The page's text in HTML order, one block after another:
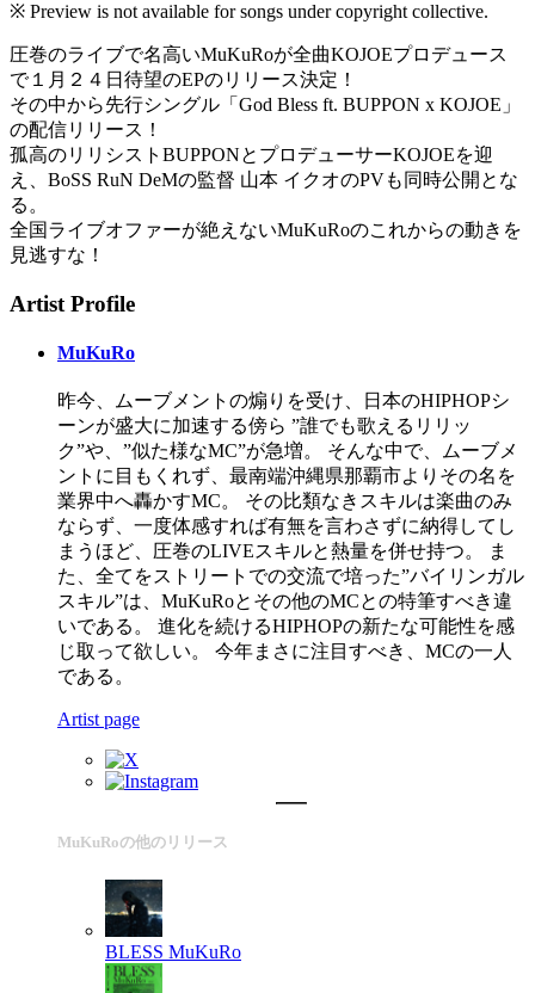
※ Preview is not available for songs under copyright collective.
圧巻のライブで名高いMuKuRoが全曲KOJOEプロデュース
で１月２４日待望のEPのリリース決定！
その中から先行シングル「God Bless ft. BUPPON x KOJOE」
の配信リリース！
孤高のリリシストBUPPONとプロデューサーKOJOEを迎
え、BoSS RuN DeMの監督 山本 イクオのPVも同時公開とな
る。
全国ライブオファーが絶えないMuKuRoのこれからの動きを
見逃すな！
Artist Profile
MuKuRo
昨今、ムーブメントの煽りを受け、日本のHIPHOPシ
ーンが盛大に加速する傍ら ”誰でも歌えるリリッ
ク”や、”似た様なMC”が急増。 そんな中で、ムーブメ
ントに目もくれず、最南端沖縄県那覇市よりその名を
業界中へ轟かすMC。 その比類なきスキルは楽曲のみ
ならず、一度体感すれば有無を言わさずに納得してし
まうほど、圧巻のLIVEスキルと熱量を併せ持つ。 ま
た、全てをストリートでの交流で培った”バイリンガル
スキル”は、MuKuRoとその他のMCとの特筆すべき違
いである。 進化を続けるHIPHOPの新たな可能性を感
じ取って欲しい。 今年まさに注目すべき、MCの一人
である。
Artist page
MuKuRoの他のリリース
BLESS MuKuRo